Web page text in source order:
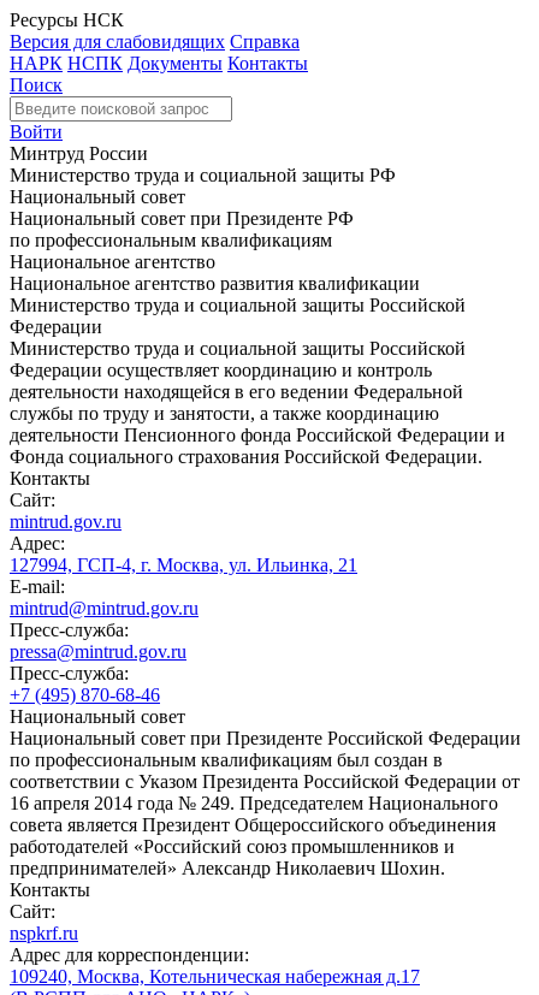
Ресурсы НСК
Версия для слабовидящих Справка
НАРК НСПК Документы Контакты
Поиск
Войти
Минтруд России
Министерство труда и социальной защиты РФ
Национальный совет
Национальный совет при Президенте РФ
по профессиональным квалификациям
Национальное агентство
Национальное агентство развития квалификации
Министерство труда и социальной защиты Российской
Федерации
Министерство труда и социальной защиты Российской
Федерации осуществляет координацию и контроль
деятельности находящейся в его ведении Федеральной
службы по труду и занятости, а также координацию
деятельности Пенсионного фонда Российской Федерации и
Фонда социального страхования Российской Федерации.
Контакты
Сайт:
mintrud.gov.ru
Адрес:
127994, ГСП-4, г. Москва, ул. Ильинка, 21
E-mail:
mintrud@mintrud.gov.ru
Пресс-служба:
pressa@mintrud.gov.ru
Пресс-служба:
+7 (495) 870-68-46
Национальный совет
Национальный совет при Президенте Российской Федерации
по профессиональным квалификациям был создан в
соответствии с Указом Президента Российской Федерации от
16 апреля 2014 года № 249. Председателем Национального
совета является Президент Общероссийского объединения
работодателей «Российский союз промышленников и
предпринимателей» Александр Николаевич Шохин.
Контакты
Сайт:
nspkrf.ru
Адрес для корреспонденции:
109240, Москва, Котельническая набережная д.17